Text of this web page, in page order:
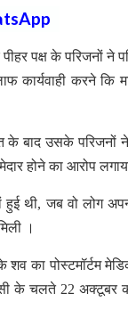
पक्ष के परिजनों ने
कार्यवाही करने
के बाद उसके परिजनों
होने का आरोप
हुई थी, जब वो लोग
।
पोस्टमॉर्टम
इसी के चलते 22